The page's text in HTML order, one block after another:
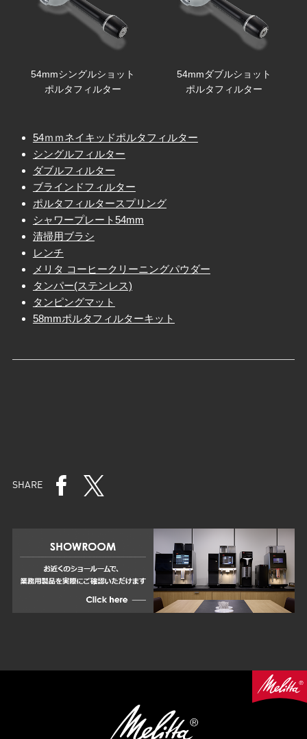
54mmシングルショット
ポルタフィルター
54mmダブルショット
ポルタフィルター
54ｍｍネイキッドポルタフィルター
シングルフィルター
ダブルフィルター
ブラインドフィルター
ポルタフィルタースプリング
シャワープレート54mm
清掃用ブラシ
レンチ
メリタ コーヒークリーニングパウダー
タンパー(ステンレス)
タンピングマット
58mmポルタフィルターキット
SHARE